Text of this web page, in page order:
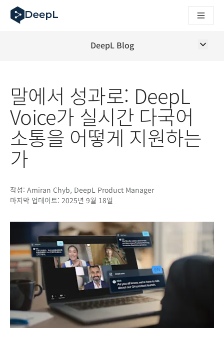
AI 에이전트용 DeepL
DeepL Translation Flow: 주요 사용 사례 및 통합 기능을 위한
How we brought Swiss German to DeepL
Translation Flow를 만나보세요: 번역 워크플로우를 처음부터
고품질 텍스트 번역에서 실시간 음성 플랫폼까지
Building an instantly accessible voice demo with DeepL
DeepL Blog
말에서 성과로: DeepL
Voice가 실시간 다국어
소통을 어떻게 지원하는
가
작성: Amiran Chyb, DeepL Product Manager
마지막 업데이트: 2025년 9월 18일